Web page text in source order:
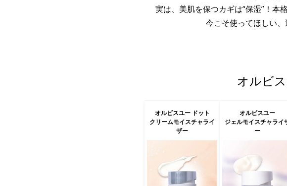
実は、美肌を保つカギは“保湿”！本
今こそ使ってほしい
オルビ
オルビスユー ドット
クリームモイスチャライ
ザー
オルビスユー
ジェルモイスチャライ
ー